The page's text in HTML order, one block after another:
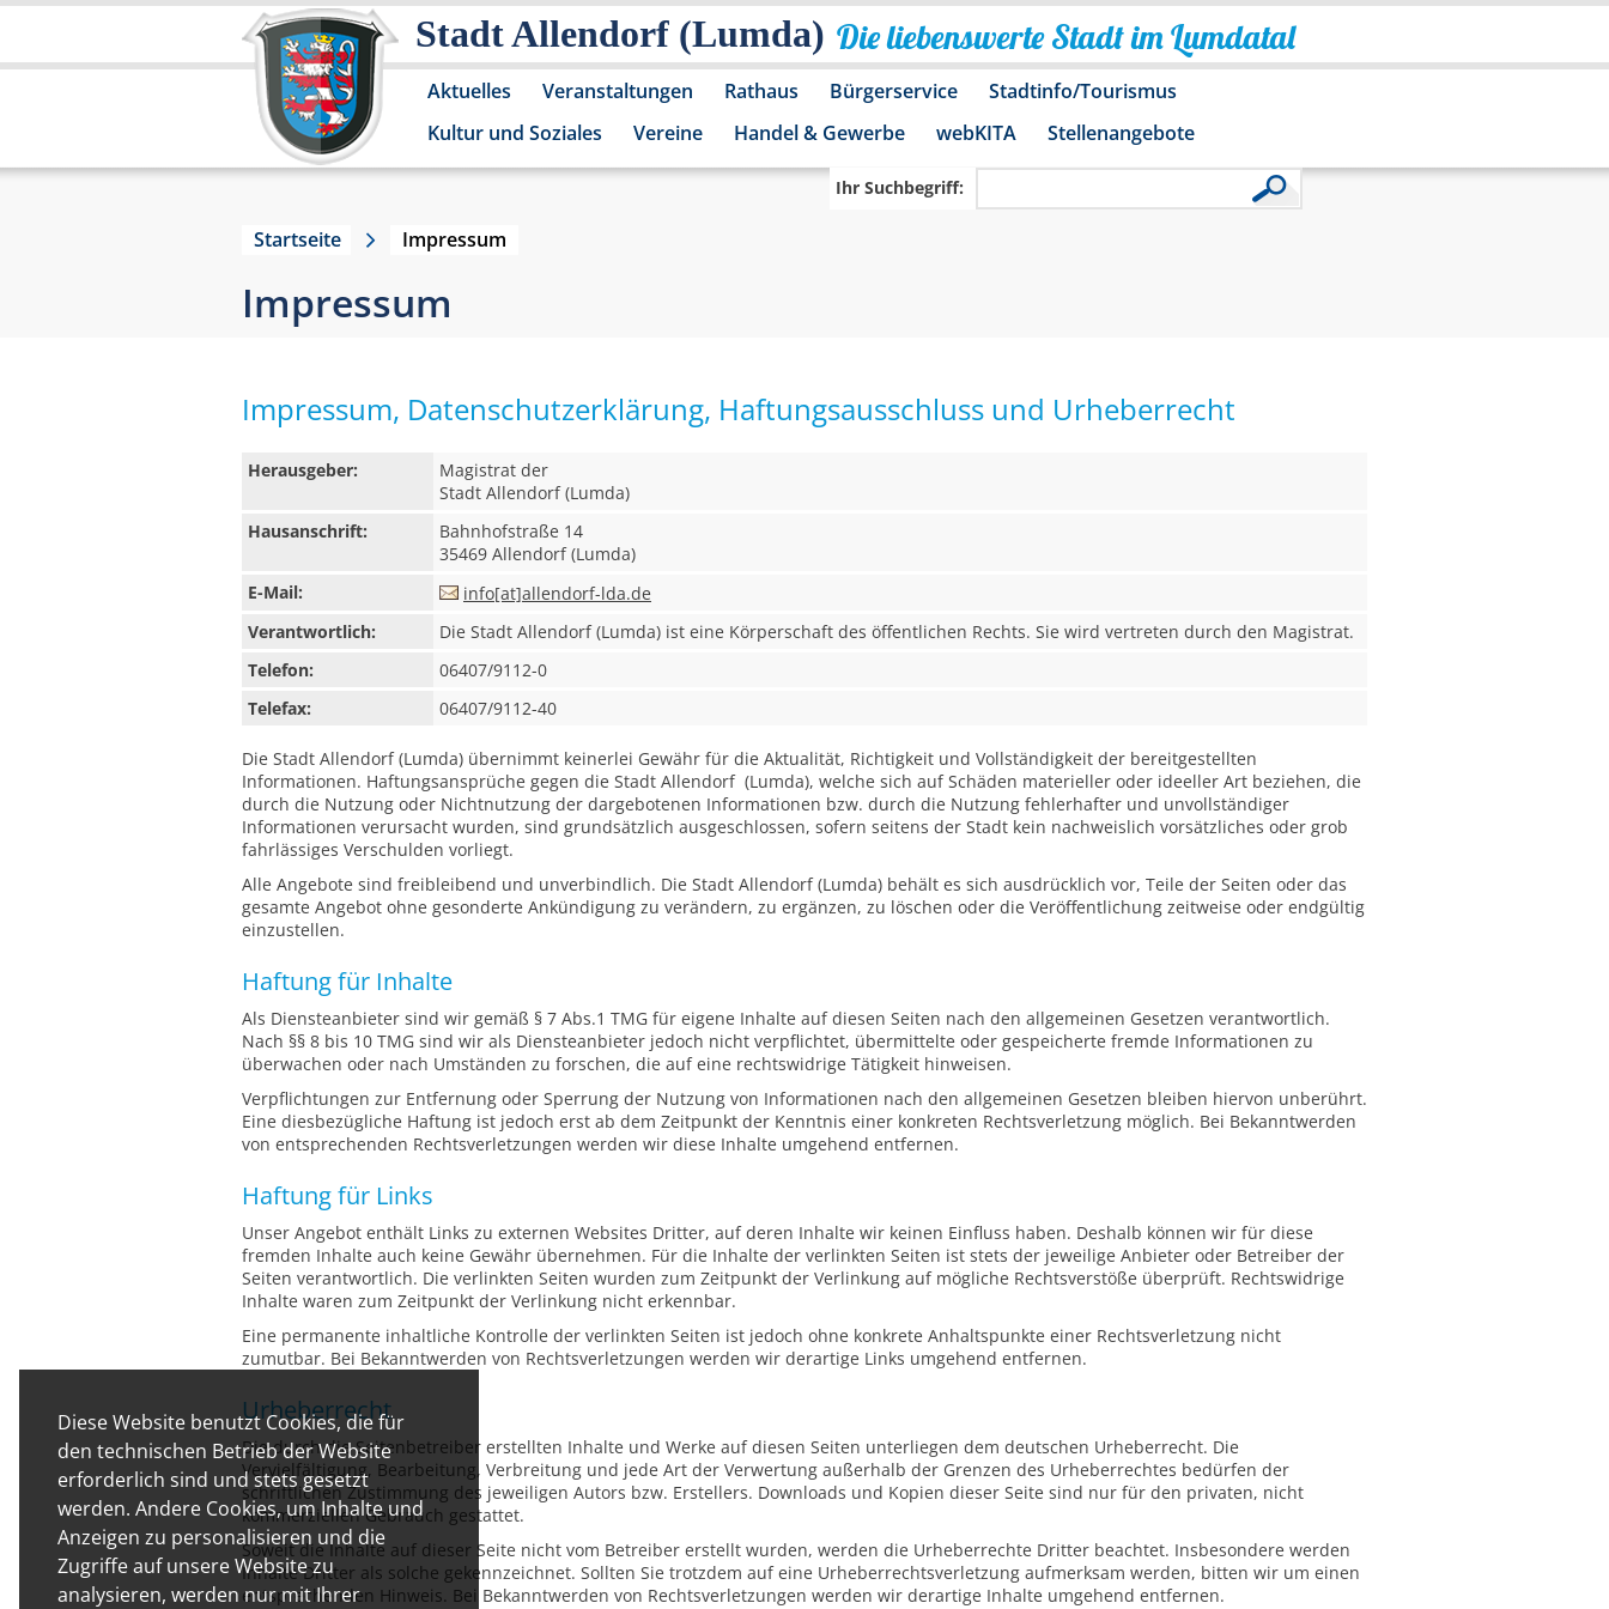
Diese Website benutzt Cookies, die für
den technischen Betrieb der Website
erforderlich sind und stets gesetzt
werden. Andere Cookies, um Inhalte und
Anzeigen zu personalisieren und die
Zugriffe auf unsere Website zu
analysieren, werden nur mit Ihrer
Stadt Allendorf (Lumda) Die liebenswerte Stadt im Lumdatal
Aktuelles Veranstaltungen Rathaus Bürgerservice
Stadtinfo/Tourismus
Kultur und Soziales
Vereine Handel & Gewerbe webKITA Stellenangebote
Ihr Suchbegriff:
Startseite Impressum
Impressum
Impressum, Datenschutzerklärung, Haftungsausschluss und Urheberrecht
Herausgeber:
Magistrat der
Stadt Allendorf (Lumda)
Hausanschrift:
Bahnhofstraße 14
35469 Allendorf (Lumda)
E-Mail:
info[at]allendorf-lda.de
Verantwortlich:
Die Stadt Allendorf (Lumda) ist eine Körperschaft des öffentlichen Rechts. Sie wird vertreten durch den Magistrat.
Telefon:
06407/9112-0
Telefax:
06407/9112-40
Die Stadt Allendorf (Lumda) übernimmt keinerlei Gewähr für die Aktualität, Richtigkeit und Vollständigkeit der bereitgestellten
Informationen. Haftungsansprüche gegen die Stadt Allendorf (Lumda), welche sich auf Schäden materieller oder ideeller Art beziehen, die
durch die Nutzung oder Nichtnutzung der dargebotenen Informationen bzw. durch die Nutzung fehlerhafter und unvollständiger
Informationen verursacht wurden, sind grundsätzlich ausgeschlossen, sofern seitens der Stadt kein nachweislich vorsätzliches oder grob
fahrlässiges Verschulden vorliegt.
Alle Angebote sind freibleibend und unverbindlich. Die Stadt Allendorf (Lumda) behält es sich ausdrücklich vor, Teile der Seiten oder das
gesamte Angebot ohne gesonderte Ankündigung zu verändern, zu ergänzen, zu löschen oder die Veröffentlichung zeitweise oder endgültig
einzustellen.
Haftung für Inhalte
Als Diensteanbieter sind wir gemäß § 7 Abs.1 TMG für eigene Inhalte auf diesen Seiten nach den allgemeinen Gesetzen verantwortlich.
Nach §§ 8 bis 10 TMG sind wir als Diensteanbieter jedoch nicht verpflichtet, übermittelte oder gespeicherte fremde Informationen zu
überwachen oder nach Umständen zu forschen, die auf eine rechtswidrige Tätigkeit hinweisen.
Verpflichtungen zur Entfernung oder Sperrung der Nutzung von Informationen nach den allgemeinen Gesetzen bleiben hiervon unberührt.
Eine diesbezügliche Haftung ist jedoch erst ab dem Zeitpunkt der Kenntnis einer konkreten Rechtsverletzung möglich. Bei Bekanntwerden
von entsprechenden Rechtsverletzungen werden wir diese Inhalte umgehend entfernen.
Haftung für Links
Unser Angebot enthält Links zu externen Websites Dritter, auf deren Inhalte wir keinen Einfluss haben. Deshalb können wir für diese
fremden Inhalte auch keine Gewähr übernehmen. Für die Inhalte der verlinkten Seiten ist stets der jeweilige Anbieter oder Betreiber der
Seiten verantwortlich. Die verlinkten Seiten wurden zum Zeitpunkt der Verlinkung auf mögliche Rechtsverstöße überprüft. Rechtswidrige
Inhalte waren zum Zeitpunkt der Verlinkung nicht erkennbar.
Eine permanente inhaltliche Kontrolle der verlinkten Seiten ist jedoch ohne konkrete Anhaltspunkte einer Rechtsverletzung nicht
zumutbar. Bei Bekanntwerden von Rechtsverletzungen werden wir derartige Links umgehend entfernen.
Urheberrecht
Die durch die Seitenbetreiber erstellten Inhalte und Werke auf diesen Seiten unterliegen dem deutschen Urheberrecht. Die
Vervielfältigung, Bearbeitung, Verbreitung und jede Art der Verwertung außerhalb der Grenzen des Urheberrechtes bedürfen der
schriftlichen Zustimmung des jeweiligen Autors bzw. Erstellers. Downloads und Kopien dieser Seite sind nur für den privaten, nicht
kommerziellen Gebrauch gestattet.
Soweit die Inhalte auf dieser Seite nicht vom Betreiber erstellt wurden, werden die Urheberrechte Dritter beachtet. Insbesondere werden
Inhalte Dritter als solche gekennzeichnet. Sollten Sie trotzdem auf eine Urheberrechtsverletzung aufmerksam werden, bitten wir um einen
entsprechenden Hinweis. Bei Bekanntwerden von Rechtsverletzungen werden wir derartige Inhalte umgehend entfernen.